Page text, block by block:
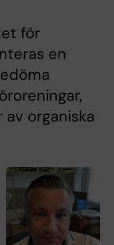
för
en
organiska